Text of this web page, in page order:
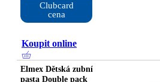
Clubcard
cena
Koupit online
Elmex Dětská zubní
pasta Double pack